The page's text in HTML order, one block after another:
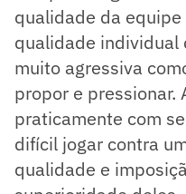
qualidade da
qualidade individual
muito agressiva
propor e pressionar.
praticamente com
difícil jogar contra
qualidade e